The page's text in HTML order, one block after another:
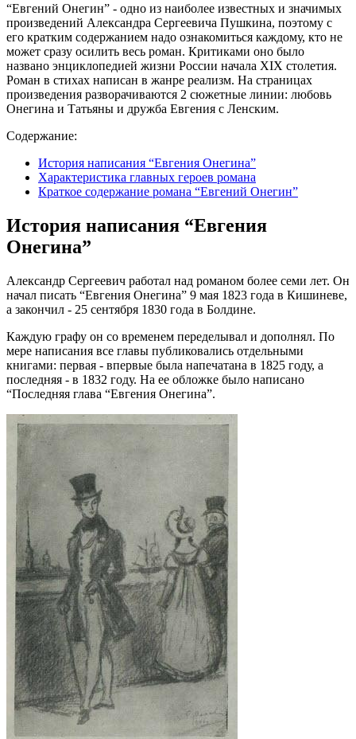
“Евгений Онегин” - одно из наиболее известных и значимых
произведений Александра Сергеевича Пушкина, поэтому с
его кратким содержанием надо ознакомиться каждому, кто не
может сразу осилить весь роман. Критиками оно было
названо энциклопедией жизни России начала XIX столетия.
Роман в стихах написан в жанре реализм. На страницах
произведения разворачиваются 2 сюжетные линии: любовь
Онегина и Татьяны и дружба Евгения с Ленским.
Содержание:
История написания “Евгения Онегина”
Характеристика главных героев романа
Краткое содержание романа “Евгений Онегин”
История написания “Евгения
Онегина”
Александр Сергеевич работал над романом более семи лет. Он
начал писать “Евгения Онегина” 9 мая 1823 года в Кишиневе,
а закончил - 25 сентября 1830 года в Болдине.
Каждую графу он со временем переделывал и дополнял. По
мере написания все главы публиковались отдельными
книгами: первая - впервые была напечатана в 1825 году, а
последняя - в 1832 году. На ее обложке было написано
“Последняя глава “Евгения Онегина”.